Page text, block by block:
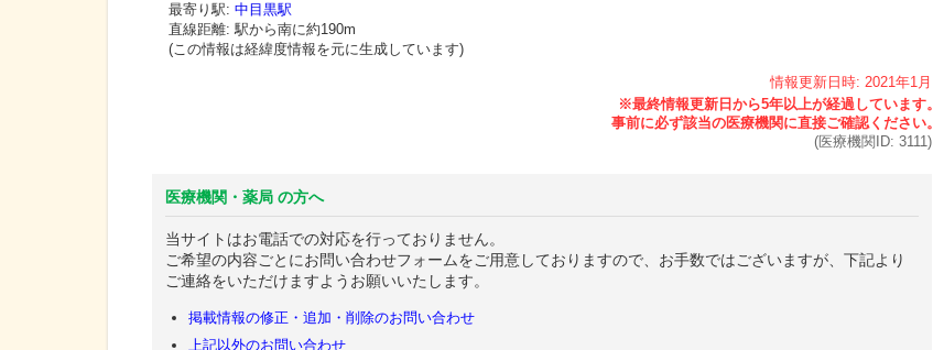
最寄り駅: 中目黒駅
直線距離: 駅から南に約190m
(この情報は経緯度情報を元に生成しています)
情報更新日時: 2021年1月
(医療機関ID: 3111)
医療機関・薬局 の方へ
当サイトはお電話での対応を行っておりません。
ご希望の内容ごとにお問い合わせフォームをご用意しておりますので、お手数ではございますが、下記より
ご連絡をいただけますようお願いいたします。
掲載情報の修正・追加・削除のお問い合わせ
上記以外のお問い合わせ